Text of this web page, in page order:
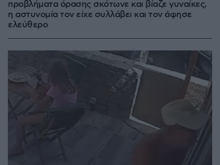
προβλήματα όρασης σκότωνε και βίαζε γυναίκες,
η αστυνομία τον είχε συλλάβει και τον άφησε
ελεύθερο